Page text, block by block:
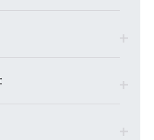
paysage tous les
de Bulle, le projet se trouve à
et à seulement 27 km de